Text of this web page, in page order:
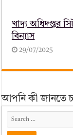
খাদ্য অধিদপ্তর
বিন্যাস
29/07/2025
আপনি কী জানতে